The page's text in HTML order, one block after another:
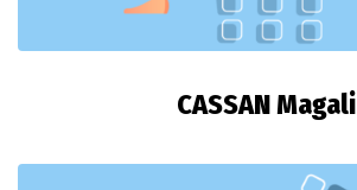
CASSAN Magali